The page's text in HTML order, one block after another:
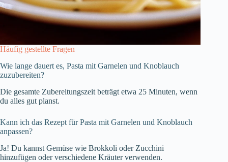
Häufig gestellte Fragen
Wie lange dauert es, Pasta mit Garnelen und Knoblauch
zuzubereiten?
Die gesamte Zubereitungszeit beträgt etwa 25 Minuten, wenn
du alles gut planst.
Kann ich das Rezept für Pasta mit Garnelen und Knoblauch
anpassen?
Ja! Du kannst Gemüse wie Brokkoli oder Zucchini
hinzufügen oder verschiedene Kräuter verwenden.